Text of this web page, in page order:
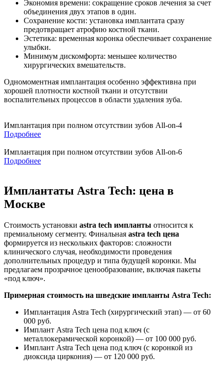
Экономия времени: сокращение сроков лечения за счет
объединения двух этапов в один.
Сохранение кости: установка имплантата сразу
предотвращает атрофию костной ткани.
Эстетика: временная коронка обеспечивает сохранение
улыбки.
Минимум дискомфорта: меньшее количество
хирургических вмешательств.
Одномоментная имплантация особенно эффективна при
хорошей плотности костной ткани и отсутствии
воспалительных процессов в области удаления зуба.
Имплантация при полном отсутствии зубов All-on-4
Подробнее
Имплантация при полном отсутствии зубов All-on-6
Подробнее
Имплантаты Astra Tech: цена в
Москве
Стоимость установки astra tech импланты относится к
премиальному сегменту. Финальная astra tech цена
формируется из нескольких факторов: сложности
клинического случая, необходимости проведения
дополнительных процедур и типа будущей коронки. Мы
предлагаем прозрачное ценообразование, включая пакеты
«под ключ».
Примерная стоимость на шведские импланты Astra Tech:
Имплантация Astra Tech (хирургический этап) — от 60
000 руб.
Имплант Astra Tech цена под ключ (с
металлокерамической коронкой) — от 100 000 руб.
Имплант Astra Tech цена под ключ (с коронкой из
диоксида циркония) — от 120 000 руб.